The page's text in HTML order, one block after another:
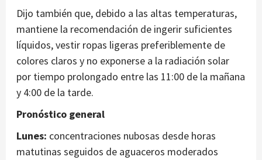
Dijo también que, debido a las altas temperaturas,
mantiene la recomendación de ingerir suficientes
líquidos, vestir ropas ligeras preferiblemente de
colores claros y no exponerse a la radiación solar
por tiempo prolongado entre las 11:00 de la mañana
y 4:00 de la tarde.
Pronóstico general
Lunes: concentraciones nubosas desde horas
matutinas seguidos de aguaceros moderados